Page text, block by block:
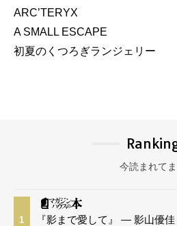
ARC’TERYX
A SMALL ESCAPE
初夏のくつろぎランジェリー
今読まれて
1 『影まで愛して』 — 影山優佳